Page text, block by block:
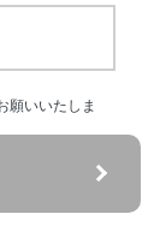
願いいたしま